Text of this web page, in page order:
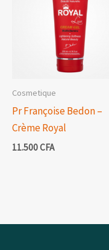
Cosmetique
Pr Françoise Bedon –
Crème Royal
11.500CFA